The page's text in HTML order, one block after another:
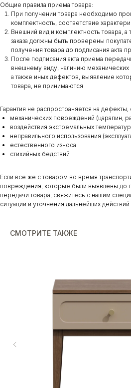
Общие правила приема товара:
При получении товара необходимо
комплектность, соответствие
Внешний вид и комплектность товара, а
заказа должны быть проверены
получения товара до подписания акта
После подписания акта приема
внешнему виду, наличию
а также иных дефектов, выявление
товара, не принимаются
Гарантия не распространяется на
механических повреждений (царапин,
воздействия экстремальных
неправильного использования
естественного износа
стихийных бедствий
Если все же с товаром во время
повреждения, которые были выявлены до
передачи товара, свяжитесь с нашим
ситуации и уточнения дальнейших
СМОТРИТЕ ТАКЖЕ